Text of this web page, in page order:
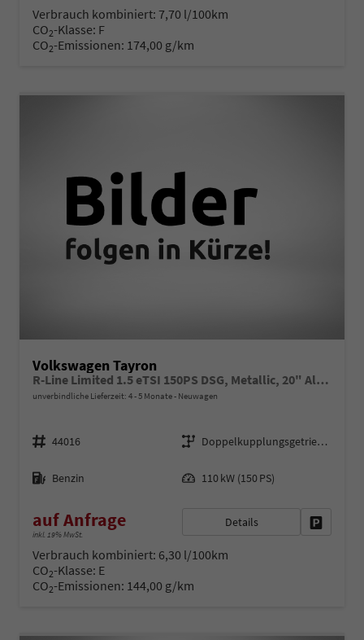
Verbrauch kombiniert: 7,70 l/100km
CO2-Klasse: F
CO2-Emissionen: 174,00 g/km
Volkswagen Tayron
R-Line Limited 1.5 eTSI 150PS DSG, Metallic, 20" Alu LEEDS, IQ LIGHT MATRIX-LED, HEAD-UP, ERGOACTIV-Sitz+Massage, Winterpaket, Elektr. Heckklappe, ParkAssist, Parksensoren v/h, 360°Kamera, Radio 15"/App-Connect, Alarm, Keyless, 3Z-Climatronic, ACC, Dachreling
unverbindliche Lieferzeit: 4 - 5 Monate Neuwagen
Fahrzeugnr.
44016
Getriebe
Doppelkupplungsgetriebe (DSG)
Kraftstoff
Benzin 110 kW (150 PS)
auf Anfrage
inkl. 19% MwSt.
Details
Verbrauch kombiniert: 6,30 l/100km
CO2-Klasse: E
CO2-Emissionen: 144,00 g/km